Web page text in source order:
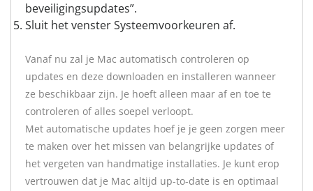
beveiligingsupdates”.
Sluit het venster Systeemvoorkeuren af.
Vanaf nu zal je Mac automatisch controleren op
updates en deze downloaden en installeren wanneer
ze beschikbaar zijn. Je hoeft alleen maar af en toe te
controleren of alles soepel verloopt.
Met automatische updates hoef je je geen zorgen meer
te maken over het missen van belangrijke updates of
het vergeten van handmatige installaties. Je kunt erop
vertrouwen dat je Mac altijd up-to-date is en optimaal